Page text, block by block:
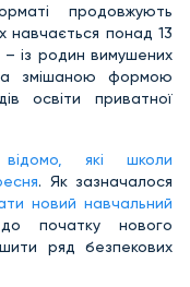
продовжують
навчається понад 13
із родин вимушених
змішаною формою
освіти приватної
які школи
. Як зазначалося
новий навчальний
початку нового
ряд безпекових